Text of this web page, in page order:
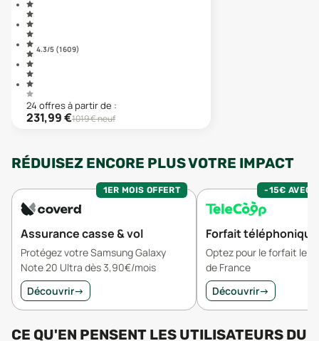
4.3/5 (1 609)
24 offresà partir de :
231,99€1019€ neuf
RÉDUISEZ ENCORE PLUS VOTRE IMPACT
1ER MOIS OFFERT
Assurance casse & vol
Protégez votre Samsung Galaxy
Note 20 Ultra dès 3,90€/mois
Découvrir→
-15€ AVEC
Forfait téléphonique
Optez pour le forfait le
de France
Découvrir→
CE QU'EN PENSENT LES UTILISATEURS DU